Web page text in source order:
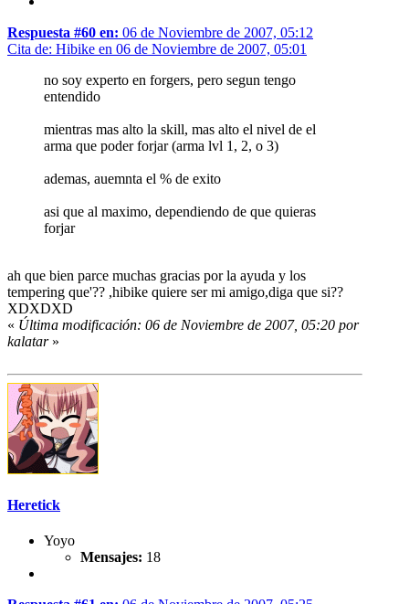
Respuesta #60 en: 06 de Noviembre de 2007, 05:12
Cita de: Hibike en 06 de Noviembre de 2007, 05:01
no soy experto en forgers, pero segun tengo
entendido
mientras mas alto la skill, mas alto el nivel de el
arma que poder forjar (arma lvl 1, 2, o 3)
ademas, auemnta el % de exito
asi que al maximo, dependiendo de que quieras
forjar
ah que bien parce muchas gracias por la ayuda y los
tempering que'?? ,hibike quiere ser mi amigo,diga que si??
XDXDXD
« Última modificación: 06 de Noviembre de 2007, 05:20 por
kalatar»
Heretick
Yoyo
Mensajes: 18